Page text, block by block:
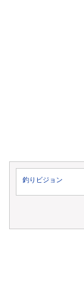
釣りビジョン